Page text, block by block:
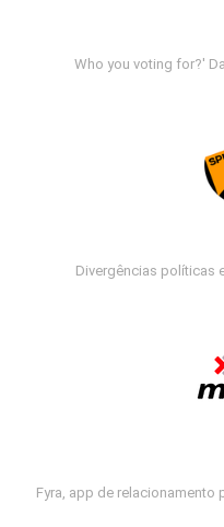
Who you voting for?'
Divergências políticas
Fyra, app de relacionamento